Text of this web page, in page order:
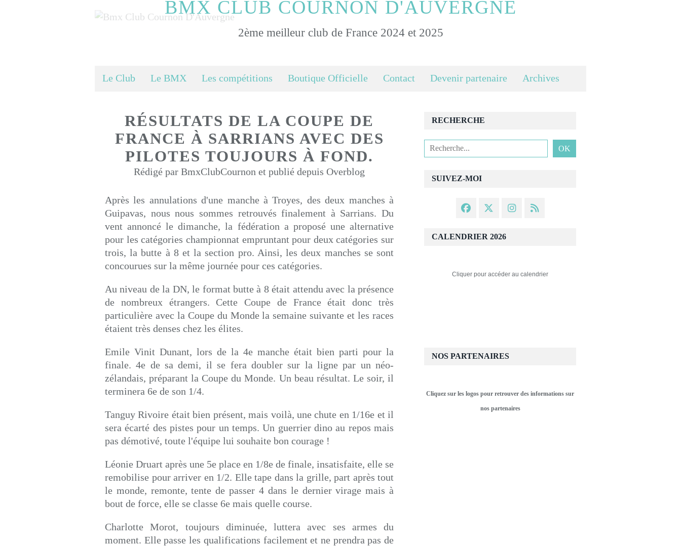
BMX CLUB COURNON D'AUVERGNE
2ème meilleur club de France 2024 et 2025
Le Club Le BMX Les compétitions Boutique Officielle Contact Devenir partenaire Archives
RÉSULTATS DE LA COUPE DE
FRANCE À SARRIANS AVEC DES
PILOTES TOUJOURS À FOND.
Rédigé par BmxClubCournon et publié depuis Overblog
Après les annulations d'une manche à Troyes, des deux manches à
Guipavas, nous nous sommes retrouvés finalement à Sarrians. Du
vent annoncé le dimanche, la fédération a proposé une alternative
pour les catégories championnat empruntant pour deux catégories sur
trois, la butte à 8 et la section pro. Ainsi, les deux manches se sont
concourues sur la même journée pour ces catégories.
Au niveau de la DN, le format butte à 8 était attendu avec la présence
de nombreux étrangers. Cette Coupe de France était donc très
particulière avec la Coupe du Monde la semaine suivante et les races
étaient très denses chez les élites.
Emile Vinit Dunant, lors de la 4e manche était bien parti pour la
finale. 4e de sa demi, il se fera doubler sur la ligne par un néo-
zélandais, préparant la Coupe du Monde. Un beau résultat. Le soir, il
terminera 6e de son 1/4.
Tanguy Rivoire était bien présent, mais voilà, une chute en 1/16e et il
sera écarté des pistes pour un temps. Un guerrier dino au repos mais
pas démotivé, toute l'équipe lui souhaite bon courage !
Léonie Druart après une 5e place en 1/8e de finale, insatisfaite, elle se
remobilise pour arriver en 1/2. Elle tape dans la grille, part après tout
le monde, remonte, tente de passer 4 dans le dernier virage mais à
bout de force, elle se classe 6e mais quelle course.
Charlotte Morot, toujours diminuée, luttera avec ses armes du
moment. Elle passe les qualifications facilement et ne prendra pas de
SUIVEZ-MOI
RECHERCHE
CALENDRIER 2026
Cliquer pour accéder au calendrier
NOS PARTENAIRES
Cliquez sur les logos pour retrouver des informations sur
nos partenaires